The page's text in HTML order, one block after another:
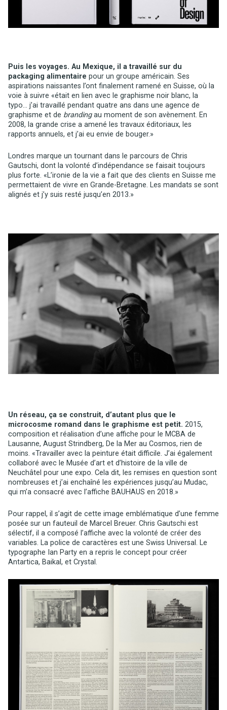
Puis les voyages. Au Mexique, il a travaillé sur du
packaging alimentaire pour un groupe américain. Ses
aspirations naissantes l’ont finalement ramené en Suisse, où la
voie à suivre «était en lien avec le graphisme noir blanc, la
typo… j’ai travaillé pendant quatre ans dans une agence de
graphisme et de brandingau moment de son avènement. En
2008, la grande crise a amené les travaux éditoriaux, les
rapports annuels, et j’ai eu envie de bouger.»
Londres marque un tournant dans le parcours de Chris
Gautschi, dont la volonté d’indépendance se faisait toujours
plus forte. «L’ironie de la vie a fait que des clients en Suisse me
permettaient de vivre en Grande-Bretagne. Les mandats se sont
alignés et j’y suis resté jusqu’en 2013.»
Un réseau, ça se construit, d’autant plus que le
microcosme romand dans le graphisme est petit. 2015,
composition et réalisation d’une affiche pour le MCBA de
Lausanne, August Strindberg, De la Mer au Cosmos, rien de
moins. «Travailler avec la peinture était difficile. J’ai également
collaboré avec le Musée d’art et d’histoire de la ville de
Neuchâtel pour une expo. Cela dit, les remises en question sont
nombreuses et j’ai enchaîné les expériences jusqu’au Mudac,
qui m’a consacré avec l’affiche BAUHAUS en 2018.»
Pour rappel, il s’agit de cette image emblématique d’une femme
posée sur un fauteuil de Marcel Breuer. Chris Gautschi est
sélectif, il a composé l’affiche avec la volonté de créer des
variables. La police de caractères est une Swiss Universal. Le
typographe Ian Party en a repris le concept pour créer
Antartica, Baikal, et Crystal.